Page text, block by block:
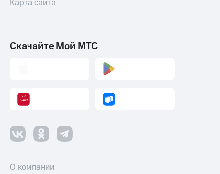
Карта сайта
Скачайте Мой МТС
О компании